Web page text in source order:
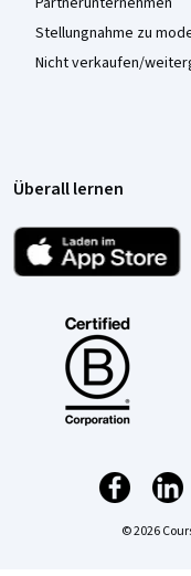
Stellungnahme zu
Nicht verkaufen/
Überall lernen
© 2026